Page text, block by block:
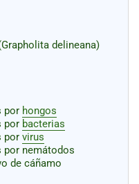
delineana)
por hongos
por bacterias
por virus
por nemátodos
de cáñamo